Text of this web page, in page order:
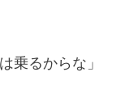
乗るからな」